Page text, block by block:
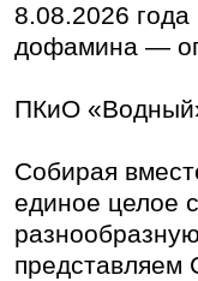
8.08.2026 года
дофамина —
ПКиО
Собирая
единое целое
представляем